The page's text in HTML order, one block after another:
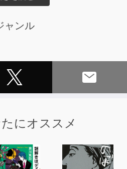
ないか。
おこなってきた著者が、労働と
本の労働の問題点とは？
から、会社をやめました
啓発書の誕生―明治時代
サラリーマン階級と労働者階
ャンル
にオススメ